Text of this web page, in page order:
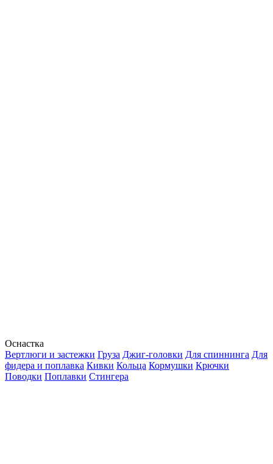
Оснастка
Вертлюги и застежки Груза Джиг-головки Для спиннинга Для
фидера и поплавка Кивки Кольца Кормушки Крючки
Поводки Поплавки Стингера